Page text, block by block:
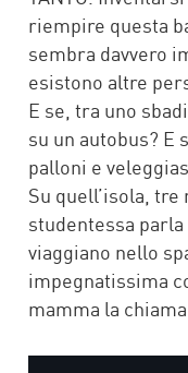
riempire questa
sembra davvero
esistono altre
E se, tra uno
su un autobus? E
palloni e
Su quell’isola, tre
studentessa
viaggiano nello
impegnatissima
mamma la